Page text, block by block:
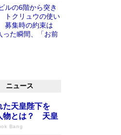
ルの6階から突き
クリュウの使い
募集時の約束は
った瞬間、「お前
ニュース
た天皇陛下を
物とは？ 天皇
Bang